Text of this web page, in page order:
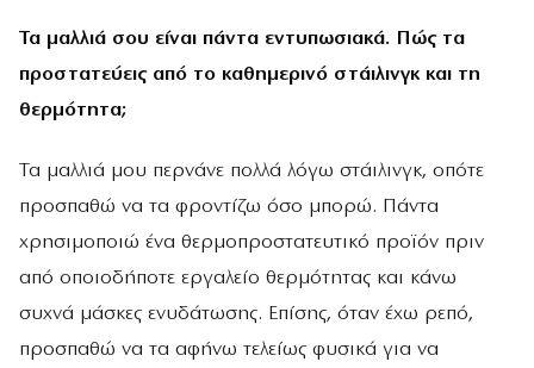
Τα μαλλιά σου είναι πάντα εντυπωσιακά. Πώς τα
προστατεύεις από το καθημερινό στάιλινγκ και τη
θερμότητα;
Τα μαλλιά μου περνάνε πολλά λόγω στάιλινγκ, οπότε
προσπαθώ να τα φροντίζω όσο μπορώ. Πάντα
χρησιμοποιώ ένα θερμοπροστατευτικό προϊόν πριν
από οποιοδήποτε εργαλείο θερμότητας και κάνω
συχνά μάσκες ενυδάτωσης. Επίσης, όταν έχω ρεπό,
προσπαθώ να τα αφήνω τελείως φυσικά για να